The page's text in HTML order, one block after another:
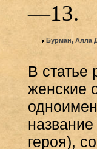
—13.
Бурман, Алла
В статье
женские
героя),